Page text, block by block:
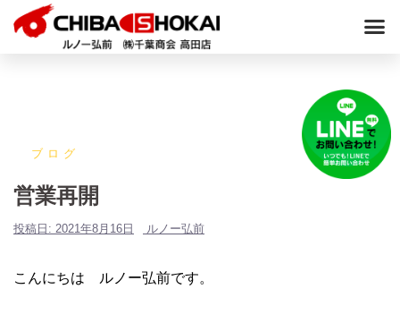
ブログ
営業再開
投稿日: 2021年8月16日 ルノー弘前
こんにちは ルノー弘前です。